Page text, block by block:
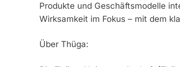
Produkte und Geschäftsmodelle
Wirksamkeit im Fokus – mit dem
Über Thüga: